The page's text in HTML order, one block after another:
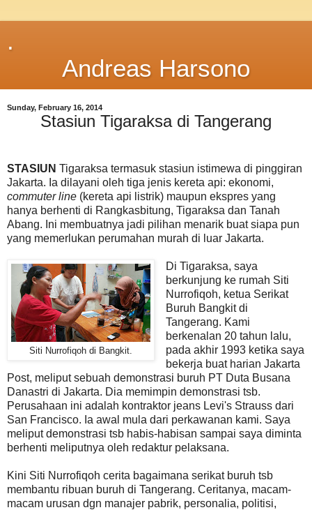
.
Andreas Harsono
Sunday, February 16, 2014
Stasiun Tigaraksa di Tangerang
STASIUN Tigaraksa termasuk stasiun istimewa di pinggiran
Jakarta. Ia dilayani oleh tiga jenis kereta api: ekonomi,
commuter line (kereta api listrik) maupun ekspres yang
hanya berhenti di Rangkasbitung, Tigaraksa dan Tanah
Abang. Ini membuatnya jadi pilihan menarik buat siapa pun
yang memerlukan perumahan murah di luar Jakarta.
Siti Nurrofiqoh di Bangkit.
Di Tigaraksa, saya
berkunjung ke rumah Siti
Nurrofiqoh, ketua Serikat
Buruh Bangkit di
Tangerang. Kami
berkenalan 20 tahun lalu,
pada akhir 1993 ketika saya
bekerja buat harian Jakarta
Post, meliput sebuah demonstrasi buruh PT Duta Busana
Danastri di Jakarta. Dia memimpin demonstrasi tsb.
Perusahaan ini adalah kontraktor jeans Levi's Strauss dari
San Francisco. Ia awal mula dari perkawanan kami. Saya
meliput demonstrasi tsb habis-habisan sampai saya diminta
berhenti meliputnya oleh redaktur pelaksana.
Kini Siti Nurrofiqoh cerita bagaimana serikat buruh tsb
membantu ribuan buruh di Tangerang. Ceritanya, macam-
macam urusan dgn manajer pabrik, personalia, politisi,